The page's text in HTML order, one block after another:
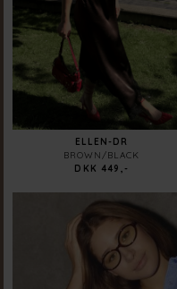
ELLEN-DR
BROWN/BLACK
DKK 449,-